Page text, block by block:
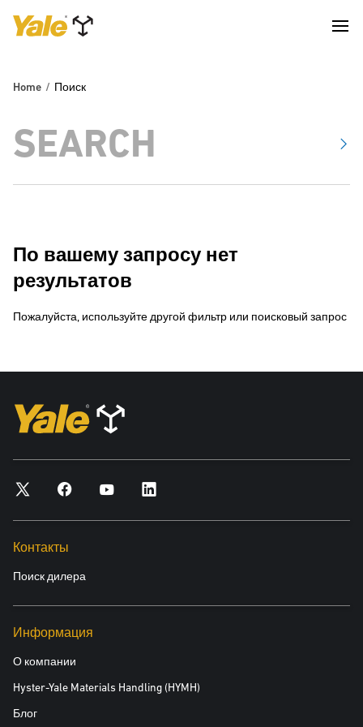
Home Поиск
По вашему запросу нет
результатов
Пожалуйста, используйте другой фильтр или поисковый запрос
Контакты
Поиск дилера
Информация
О компании
Hyster-Yale Materials Handling (HYMH)
Блог